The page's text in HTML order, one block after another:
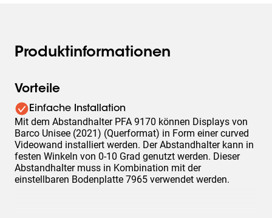
Produktinformationen
Vorteile
Einfache Installation
Mit dem Abstandhalter PFA 9170 können Displays von
Barco Unisee (2021) (Querformat) in Form einer curved
Videowand installiert werden. Der Abstandhalter kann in
festen Winkeln von 0-10 Grad genutzt werden. Dieser
Abstandhalter muss in Kombination mit der
einstellbaren Bodenplatte 7965 verwendet werden.